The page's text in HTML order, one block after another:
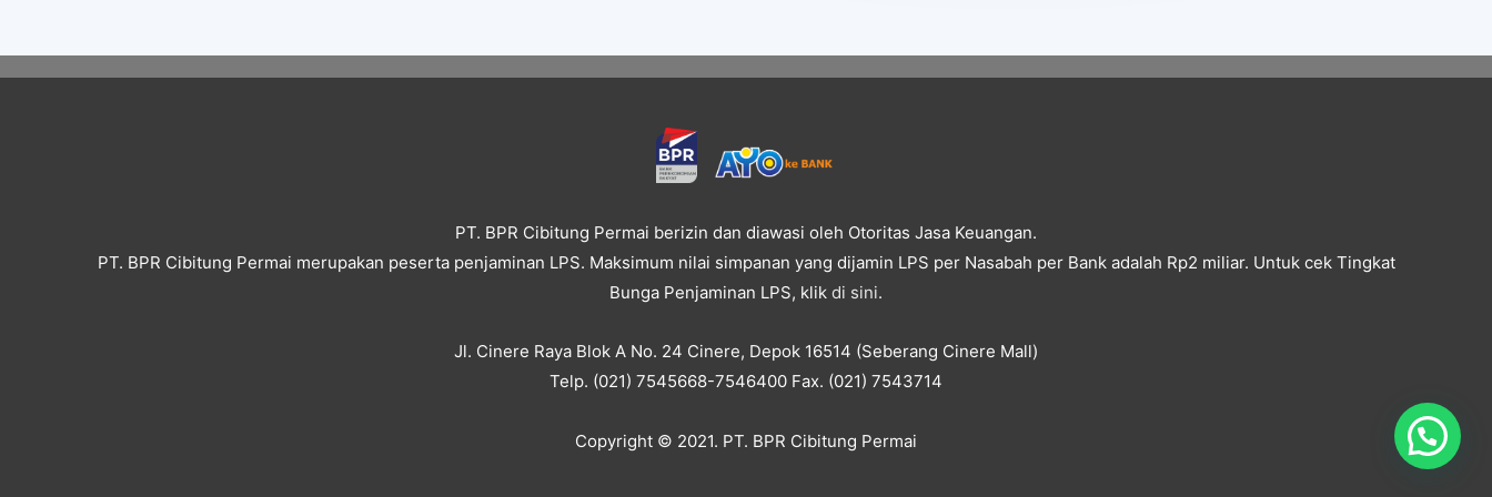
PT. BPR Cibitung Permai berizin dan diawasi oleh Otoritas Jasa Keuangan.
PT. BPR Cibitung Permai merupakan peserta penjaminan LPS. Maksimum nilai simpanan yang dijamin LPS per Nasabah per Bank adalah Rp2 miliar. Untuk cek Tingkat
Bunga Penjaminan LPS, klik di sini.
Jl. Cinere Raya Blok A No. 24 Cinere, Depok 16514 (Seberang Cinere Mall)
Telp. (021) 7545668-7546400 Fax. (021) 7543714
Copyright © 2021. PT. BPR Cibitung Permai